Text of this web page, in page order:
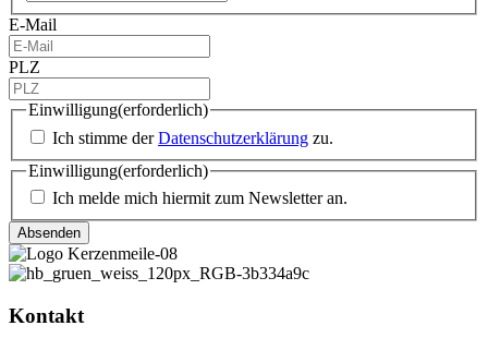
E-Mail
PLZ
Einwilligung(erforderlich)
Ich stimme derDatenschutzerklärung zu.
Einwilligung(erforderlich)
Ich melde mich hiermit zum Newsletter an.
Kontakt